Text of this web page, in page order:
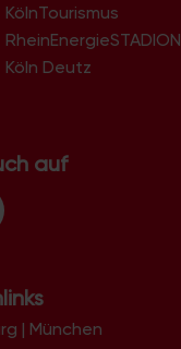
KölnTourismus
RheinEnergieSTADION
Köln Deutz
auf
| München